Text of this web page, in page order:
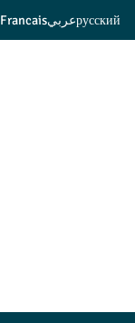
Francaisعربيрусский